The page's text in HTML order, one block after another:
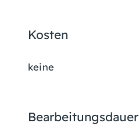
Kosten
keine
Bearbeitungsdauer